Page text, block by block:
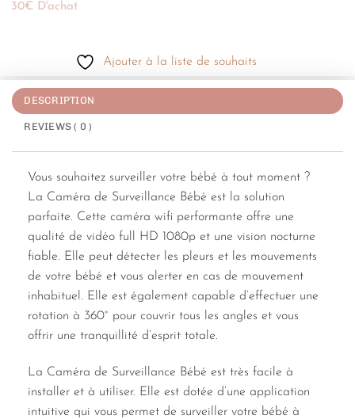
30€ D'achat
Ajouter à la liste de souhaits
DESCRIPTION
REVIEWS ( 0 )
Vous souhaitez surveiller votre bébé à tout moment ?
La Caméra de Surveillance Bébé est la solution
parfaite. Cette caméra wifi performante offre une
qualité de vidéo full HD 1080p et une vision nocturne
fiable. Elle peut détecter les pleurs et les mouvements
de votre bébé et vous alerter en cas de mouvement
inhabituel. Elle est également capable d’effectuer une
rotation à 360° pour couvrir tous les angles et vous
offrir une tranquillité d’esprit totale.
La Caméra de Surveillance Bébé est très facile à
installer et à utiliser. Elle est dotée d’une application
intuitive qui vous permet de surveiller votre bébé à